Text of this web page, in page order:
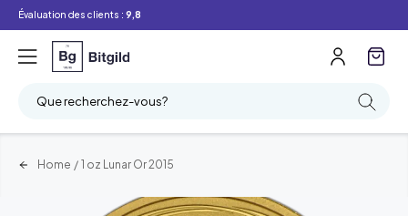
Évaluation des clients : 9,8
Que recherchez-vous?
Home / 1 oz Lunar Or 2015